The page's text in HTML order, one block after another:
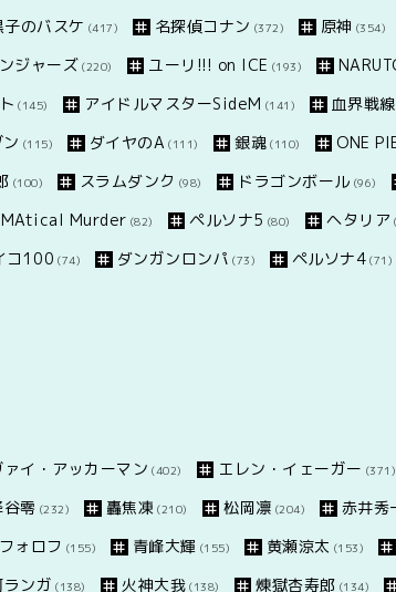
子のバスケ (417) 名探偵コナン (372) 原神 (354)
ジャーズ (220) ユーリ!!! on ICE (193)
(145) アイドルマスターSideM (141) 血界戦線
(115) ダイヤのA (111) 銀魂 (110) ONE
(100) スラムダンク (98) ドラゴンボール (96)
Murder (82) ペルソナ5 (80) ヘタリア
コ100 (74) ダンガンロンパ (73) ペルソナ4 (71)
ァイ・アッカーマン (402) エレン・イェーガー (371)
谷零 (232) 轟焦凍 (210) 松岡凛 (204) 赤井秀
ォロフ (155) 青峰大輝 (155) 黄瀬涼太 (153)
ンガ (138) 火神大我 (138) 煉獄杏寿郎 (134)